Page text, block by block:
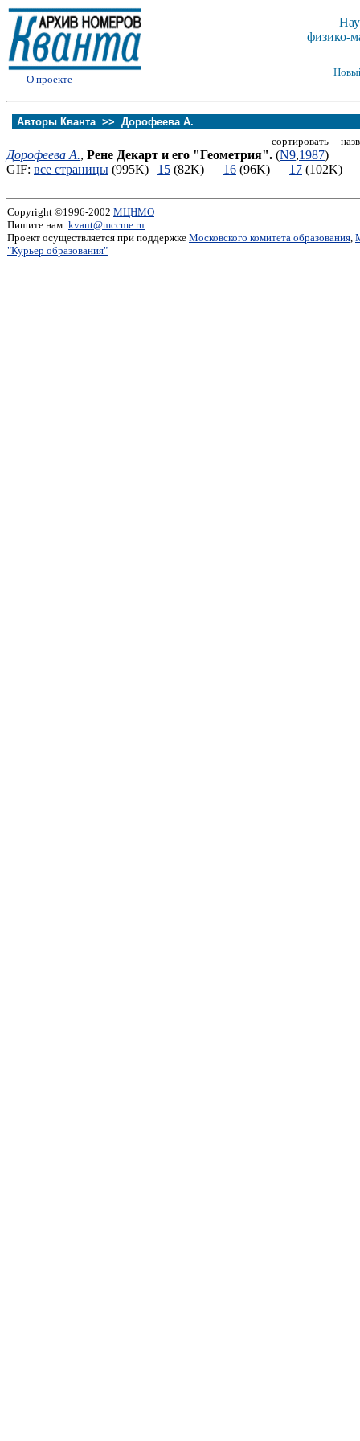
О проекте
физико-
Авторы Кванта >> Дорофеева А.
сортировать
Дорофеева А., Рене Декарт и его "Геометрия". (N9,1987)
GIF: все страницы (995K) | 15 (82K) 16 (96K) 17
Copyright ©1996-2002 МЦНМО
Пишите нам: kvant@mccme.ru
Проект осуществляется при поддержке Московского комитета образования,
"Курьер образования"